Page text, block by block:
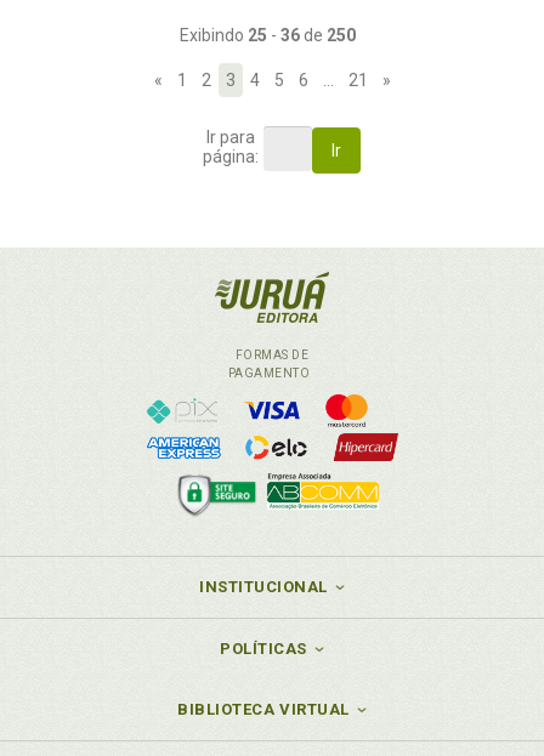
Exibindo 25 - 36de 250
« 1 2 3 4 5 6 21 »
Ir para
página:
Ir
FORMAS DE
PAGAMENTO
INSTITUCIONAL
POLÍTICAS
BIBLIOTECA VIRTUAL